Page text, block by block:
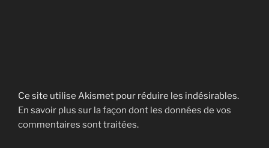
Ce site utilise Akismet pour réduire les indésirables.
En savoir plus sur la façon dont les données de vos
commentaires sont traitées.